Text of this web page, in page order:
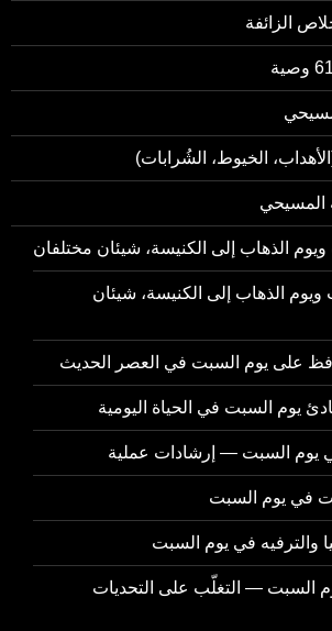
الزائفة
السبت ويوم الذهاب إلى الكنيسة، شيئان
ويوم السبت — التغلّب على التحديات